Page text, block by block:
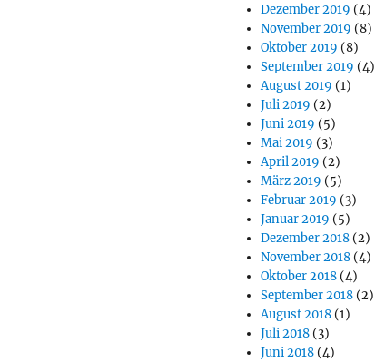
Dezember 2019 (4)
November 2019 (8)
Oktober 2019 (8)
September 2019 (4)
August 2019 (1)
Juli 2019 (2)
Juni 2019 (5)
Mai 2019 (3)
April 2019 (2)
März 2019 (5)
Februar 2019 (3)
Januar 2019 (5)
Dezember 2018 (2)
November 2018 (4)
Oktober 2018 (4)
September 2018 (2)
August 2018 (1)
Juli 2018 (3)
Juni 2018 (4)